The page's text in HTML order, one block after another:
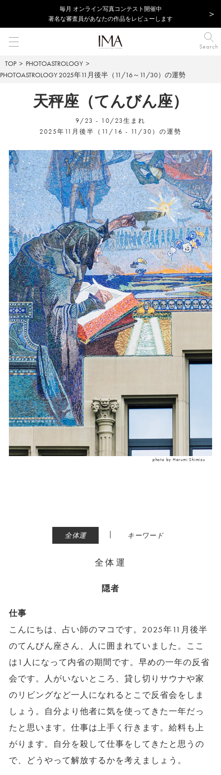
毎⽉ オンライン写真コンテスト開催中
著名な審査員があなたの作品をレビューします
Search
TOP
PHOTOASTROLOGY
PHOTOASTROLOGY 2025年11月後半（11/16～11/30）の運勢
天秤座（てんびん座）
9/23 - 10/23生まれ
2025年11月後半（11/16 - 11/30）の運勢
photo by Harumi Shimizu
全体運 | キーワード
全体運
隠者
仕事
こんにちは、占い師のマコです。2025年11月後半
のてんびん座さん、人に囲まれていました。ここ
は1人になって内省の期間です。早めの一年の反省
会です。人がいないところ、貸し切りサウナや家
のリビングなど一人になれるとこで反省会をしま
しょう。自分より他者に気を使ってきた一年だっ
たと思います。仕事は上手く行きます。給料も上
がります。自分を殺して仕事をしてきたと思うの
で、どうやって解放するかを考えましょう。